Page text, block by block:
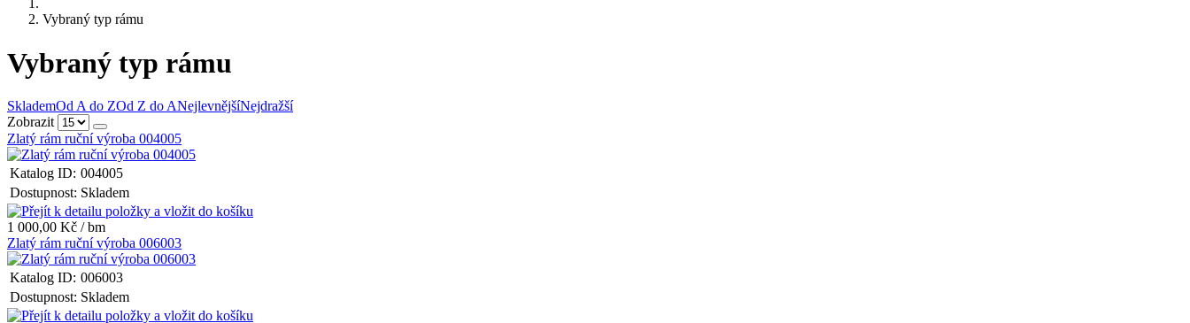
Vybraný typ rámu
Vybraný typ rámu
SklademOd A do ZOd Z do ANejlevnějšíNejdražší
Zobrazit
Zlatý rám ruční výroba 004005
Katalog ID: 004005
Dostupnost: Skladem
1 000,00 Kč / bm
Zlatý rám ruční výroba 006003
Katalog ID: 006003
Dostupnost: Skladem